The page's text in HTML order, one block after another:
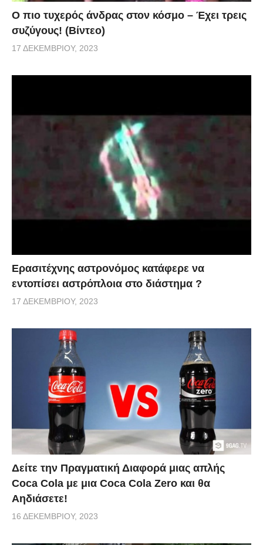
Ο πιο τυχερός άνδρας στον κόσμο – Έχει τρεις
συζύγους! (Βίντεο)
17 ΔΕΚΕΜΒΡΊΟΥ, 2023
Ερασιτέχνης αστρονόμος κατάφερε να
εντοπίσει αστρόπλοια στο διάστημα ?
17 ΔΕΚΕΜΒΡΊΟΥ, 2023
Δείτε την Πραγματική Διαφορά μιας απλής
Coca Cola με μια Coca Cola Zero και θα
Αηδιάσετε!
16 ΔΕΚΕΜΒΡΊΟΥ, 2023